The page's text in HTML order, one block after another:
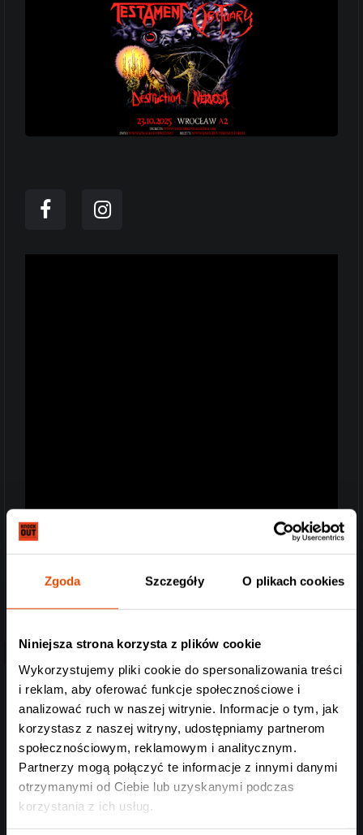
Zgoda Szczegóły O plikach cookies
Niniejsza strona korzysta z plików cookie
Wykorzystujemy pliki cookie do spersonalizowania treści
i reklam, aby oferować funkcje społecznościowe i
analizować ruch w naszej witrynie. Informacje o tym, jak
korzystasz z naszej witryny, udostępniamy partnerom
społecznościowym, reklamowym i analitycznym.
Partnerzy mogą połączyć te informacje z innymi danymi
otrzymanymi od Ciebie lub uzyskanymi podczas
korzystania z ich usług.
OBITUARY